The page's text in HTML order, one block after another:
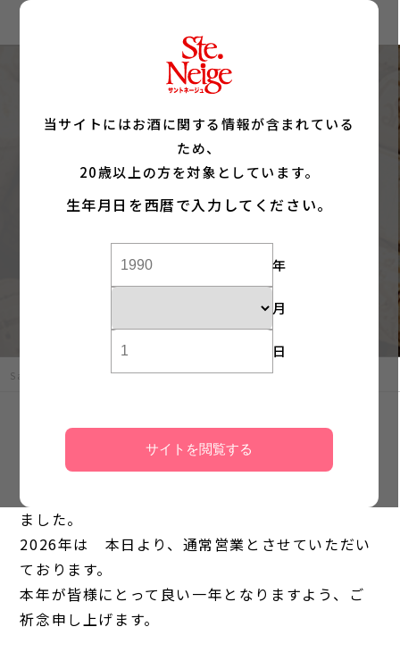
当サイトにはお酒に関する情報が含まれている
ため、
20歳以上の方を対象としています。
生年月日を西暦で入力してください。
年
月
日
サイトを閲覧する
新年のご挨拶
Sainte Neige サントネージュトップ 新着情報
2025年中はご愛顧いただき誠にありがとうござい
ました。
2026年は 本日より、通常営業とさせていただい
ております。
本年が皆様にとって良い一年となりますよう、ご
祈念申し上げます。